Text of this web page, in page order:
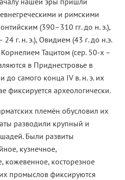
и римскими
(390–310 гг. до н. э.),
24 г. н. э.), Овидием (43 г. до н.э.
Тацитом (сер. 50-х –
в Приднестровье в
до самого конца IV в. н. э. их
фиксируется археологически.
племён обусловил их
разводили крупный и
Были развиты
кузнечное,
косторезное
промыслов фиксируются